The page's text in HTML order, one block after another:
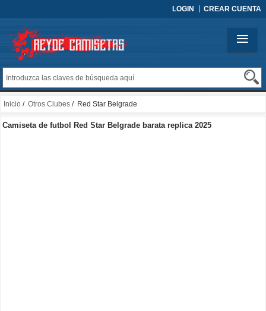
LOGIN CREAR CUENTA
Inicio / Otros Clubes / Red Star Belgrade
Camiseta de futbol Red Star Belgrade barata replica 2025